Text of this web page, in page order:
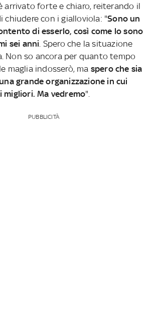
arrivato forte e chiaro, reiterando il
chiudere con i gialloviola: "Sono un
di esserlo, così come lo sono
sei anni . Spero che la situazione
Non so ancora per quanto tempo
maglia indosserò, ma spero che sia
grande organizzazione in cui
migliori. Ma vedremo".
PUBBLICITÀ